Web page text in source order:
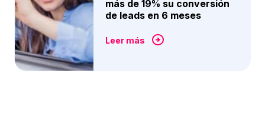
más de 19% su conversión
de leads en 6 meses
Leer más